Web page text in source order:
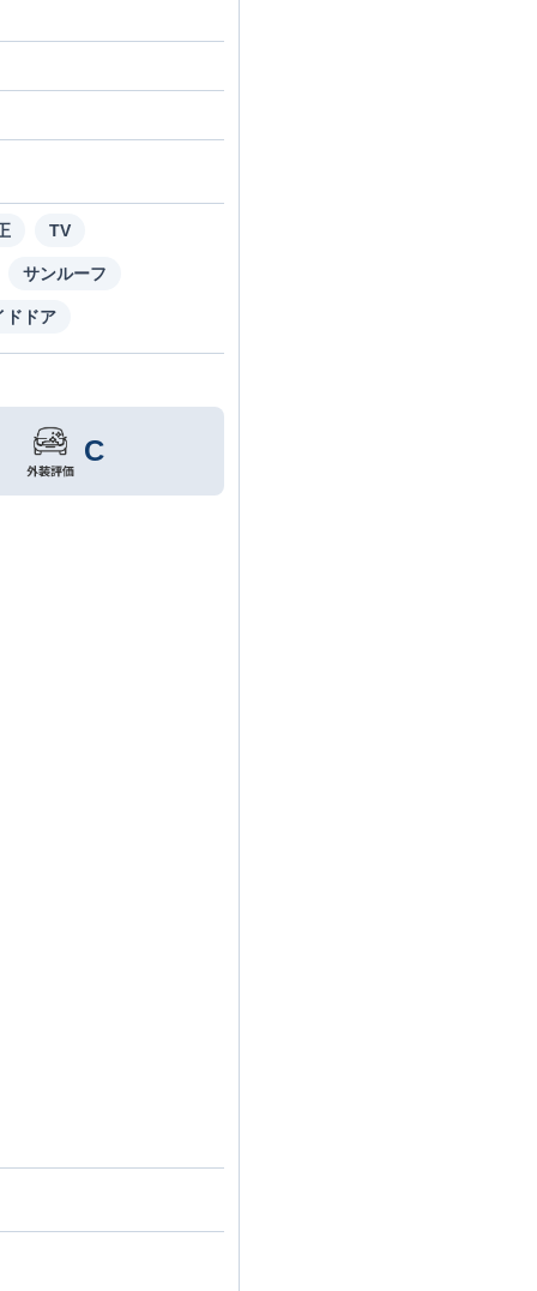
TV
サンルーフ
ドドア
C